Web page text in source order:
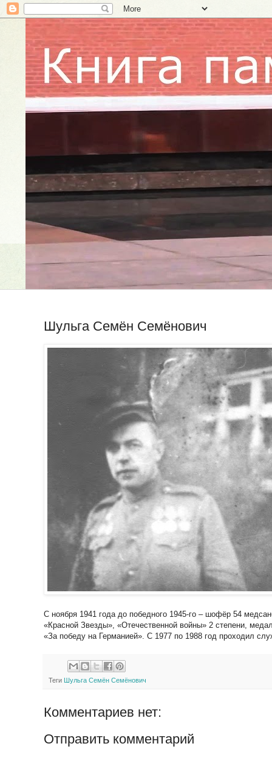
Шульга Семён Семёнович
С ноября 1941 года до победного 1945-го – шофёр 54
«Красной Звезды», «Отечественной войны» 2 степени,
«За победу на Германией». С 1977 по 1988 год проходил
Теги Шульга Семён Семёнович
Комментариев нет:
Отправить комментарий